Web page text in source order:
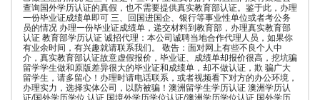
查询国外学历认证的真假，也不需要提供真实教育部认证。鉴于此，办理
一份毕业证成绩单即可 三、回国进国企、银行等事业性单位或者考公务
员的情况 办理一份毕业证成绩单，递交材料到教育部，办理真实教育部
认证 教育部学历认证 诚招代理：本公司诚聘当地合作代理人员，如果你
有业余时间，有兴趣就请联系我们。 敬告：面对网上有些不良个人中
介，真实教育部认证故意虚假报价，毕业证、成绩单却报价很高，挖坑骗
留学学生做和原版差异很大的毕业证和成绩单，却不做认证，欺 骗广大
留学生，请多留心！办理时请电话联系，或者视频看下对方的办公环境，
办理实力，选择实体公司，以防被骗！澳洲留学生学历认证 澳洲学历认